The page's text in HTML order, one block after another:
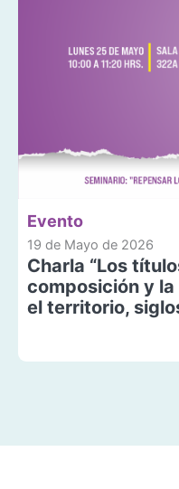
Evento
19 de Mayo de 2026
Charla “Los
composición y
el territorio,